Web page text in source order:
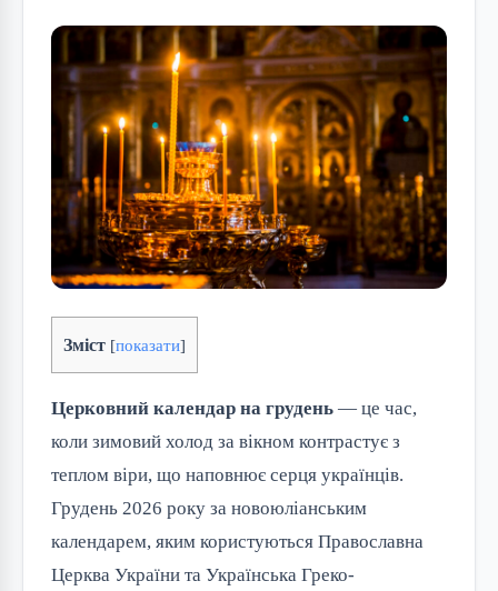
Зміст [показати]
Церковний календар на грудень — це час,
коли зимовий холод за вікном контрастує з
теплом віри, що наповнює серця українців.
Грудень 2026 року за новоюліанським
календарем, яким користуються Православна
Церква України та Українська Греко-